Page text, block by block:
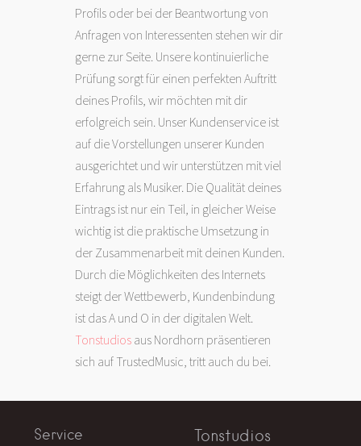
Profils oder bei der Beantwortung von
Anfragen von Interessenten stehen wir dir
gerne zur Seite. Unsere kontinuierliche
Prüfung sorgt für einen perfekten Auftritt
deines Profils, wir möchten mit dir
erfolgreich sein. Unser Kundenservice ist
auf die Vorstellungen unserer Kunden
ausgerichtet und wir unterstützen mit viel
Erfahrung als Musiker. Die Qualität deines
Eintrags ist nur ein Teil, in gleicher Weise
wichtig ist die praktische Umsetzung in
der Zusammenarbeit mit deinen Kunden.
Durch die Möglichkeiten des Internets
steigt der Wettbewerb, Kundenbindung
ist das A und O in der digitalen Welt.
Tonstudios aus Nordhorn präsentieren
sich auf TrustedMusic, tritt auch du bei.
Service Tonstudios